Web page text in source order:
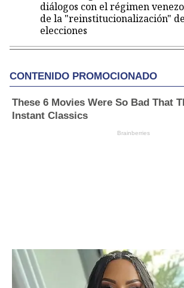
diálogos con el régimen
de la "reinstitucionalización"
elecciones